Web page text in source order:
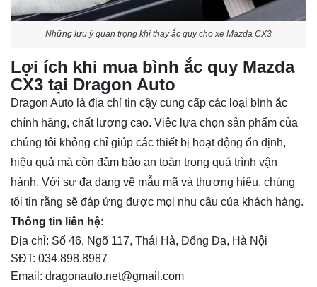
Những lưu ý quan trọng khi thay ắc quy cho xe Mazda CX3
Lợi ích khi mua bình ắc quy Mazda
CX3 tại Dragon Auto
Dragon Auto là địa chỉ tin cậy cung cấp các loại bình ắc
chính hãng, chất lượng cao. Việc lựa chọn sản phẩm của
chúng tôi không chỉ giúp các thiết bị hoạt động ổn định,
hiệu quả mà còn đảm bảo an toàn trong quá trình vận
hành. Với sự đa dạng về mẫu mã và thương hiệu, chúng
tôi tin rằng sẽ đáp ứng được mọi nhu cầu của khách hàng.
Thông tin liên hệ:
Địa chỉ: Số 46, Ngõ 117, Thái Hà, Đống Đa, Hà Nội
SĐT: 034.898.8987
Email: dragonauto.net@gmail.com